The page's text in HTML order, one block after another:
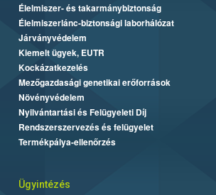
Élelmiszer- és takarmánybiztonság
Élelmiszerlánc-biztonsági laborhálózat
Járványvédelem
Kiemelt ügyek, EUTR
Kockázatkezelés
Mezőgazdasági genetikai erőforrások
Növényvédelem
Nyilvántartási és Felügyeleti Díj
Rendszerszervezés és felügyelet
Termékpálya-ellenőrzés
Ügyintézés